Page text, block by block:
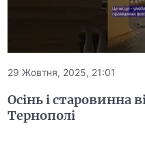
29 Жовтня, 2025, 21:01
Осінь і старовинна
Тернополі